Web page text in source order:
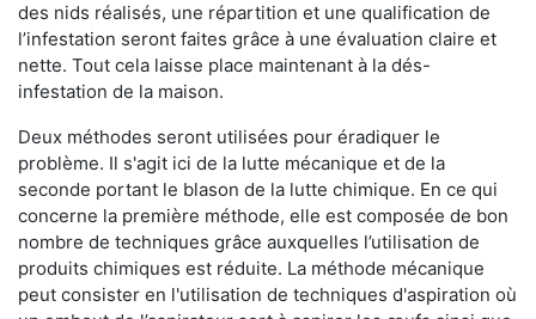
des nids réalisés, une répartition et une qualification de
l’infestation seront faites grâce à une évaluation claire et
nette. Tout cela laisse place maintenant à la dés-
infestation de la maison.
Deux méthodes seront utilisées pour éradiquer le
problème. Il s'agit ici de la lutte mécanique et de la
seconde portant le blason de la lutte chimique. En ce qui
concerne la première méthode, elle est composée de bon
nombre de techniques grâce auxquelles l’utilisation de
produits chimiques est réduite. La méthode mécanique
peut consister en l'utilisation de techniques d'aspiration où